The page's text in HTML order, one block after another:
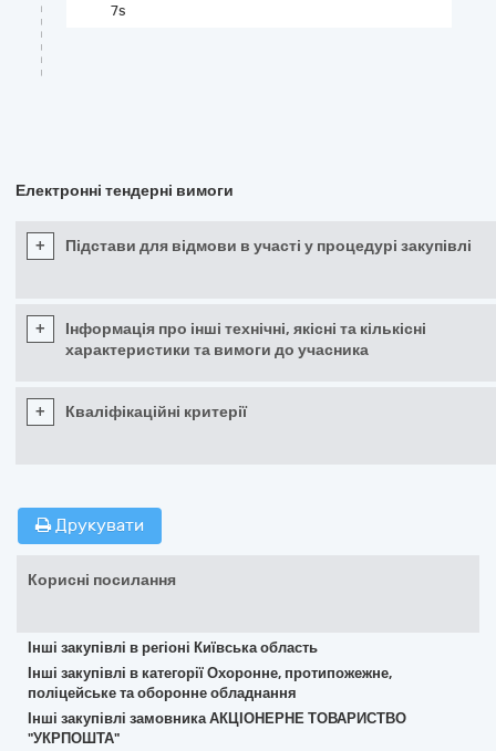
7s
Електронні тендерні вимоги
+ Підстави для відмови в участі у процедурі закупівлі
+
Інформація про інші технічні, якісні та кількісні
характеристики та вимоги до учасника
+ Кваліфікаційні критерії
Друкувати
Корисні посилання
Інші закупівлі в регіоні Київська область
Інші закупівлі в категорії Охоронне, протипожежне,
поліцейське та оборонне обладнання
Інші закупівлі замовника АКЦІОНЕРНЕ ТОВАРИСТВО
"УКРПОШТА"